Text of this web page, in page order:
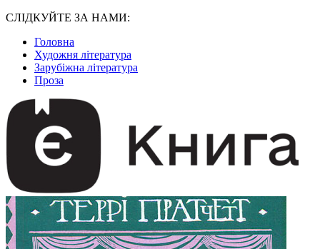
СЛІДКУЙТЕ ЗА НАМИ:
Головна
Художня література
Зарубіжна література
Проза